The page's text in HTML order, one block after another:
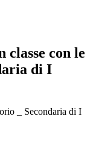
classe con le
di I
_ Secondaria di I